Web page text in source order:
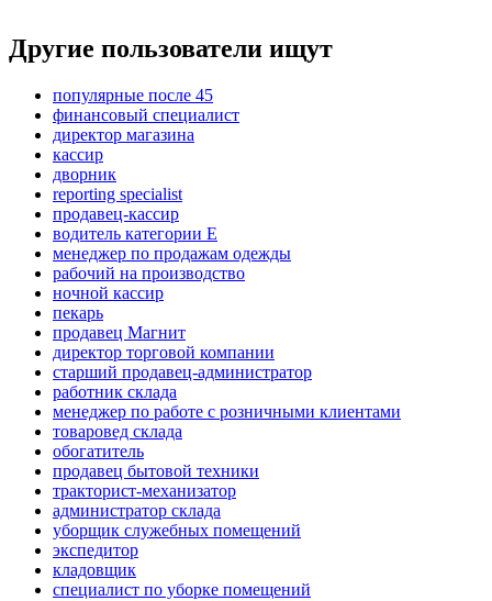
Другие пользователи ищут
популярные после 45
финансовый специалист
директор магазина
кассир
дворник
reporting specialist
продавец-кассир
водитель категории E
менеджер по продажам одежды
рабочий на производство
ночной кассир
пекарь
продавец Магнит
директор торговой компании
старший продавец-администратор
работник склада
менеджер по работе с розничными клиентами
товаровед склада
обогатитель
продавец бытовой техники
тракторист-механизатор
администратор склада
уборщик служебных помещений
экспедитор
кладовщик
специалист по уборке помещений